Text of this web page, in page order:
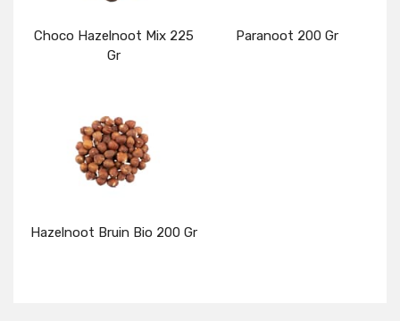
Choco Hazelnoot Mix 225
Gr
Details
Paranoot 200 Gr
Hazelnoot Bruin Bio 200 Gr